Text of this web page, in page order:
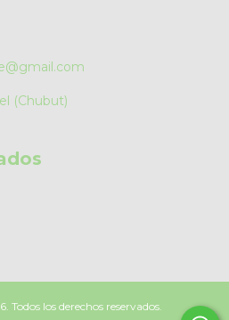
(Chubut)
los derechos reservados.